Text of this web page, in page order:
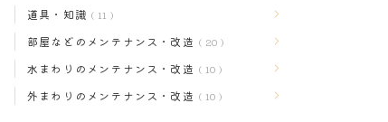
道具・知識 11
部屋などのメンテナンス・改造 20
水まわりのメンテナンス・改造 10
外まわりのメンテナンス・改造 10